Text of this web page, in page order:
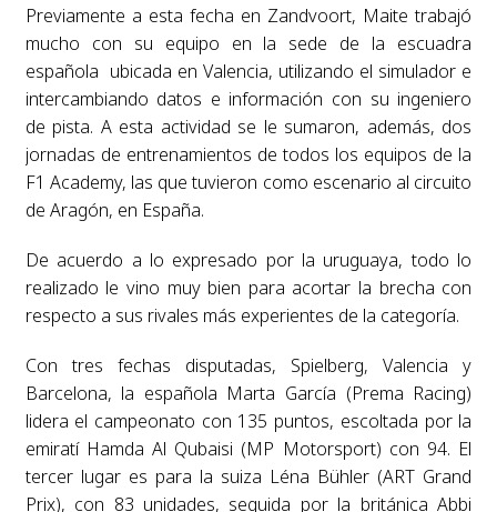
Previamente a esta fecha en Zandvoort, Maite trabajó
mucho con su equipo en la sede de la escuadra
española ubicada en Valencia, utilizando el simulador e
intercambiando datos e información con su ingeniero
de pista. A esta actividad se le sumaron, además, dos
jornadas de entrenamientos de todos los equipos de la
F1 Academy, las que tuvieron como escenario al circuito
de Aragón, en España.
De acuerdo a lo expresado por la uruguaya, todo lo
realizado le vino muy bien para acortar la brecha con
respecto a sus rivales más experientes de la categoría.
Con tres fechas disputadas, Spielberg, Valencia y
Barcelona, la española Marta García (Prema Racing)
lidera el campeonato con 135 puntos, escoltada por la
emiratí Hamda Al Qubaisi (MP Motorsport) con 94. El
tercer lugar es para la suiza Léna Bühler (ART Grand
Prix), con 83 unidades, seguida por la británica Abbi